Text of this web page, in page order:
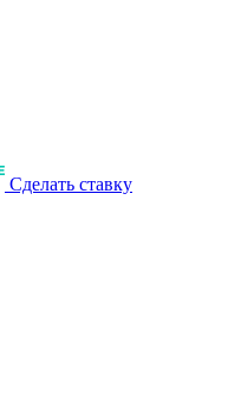
Сделать ставку